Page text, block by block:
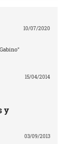
10/07/2020
15/04/2014
y
03/09/2013